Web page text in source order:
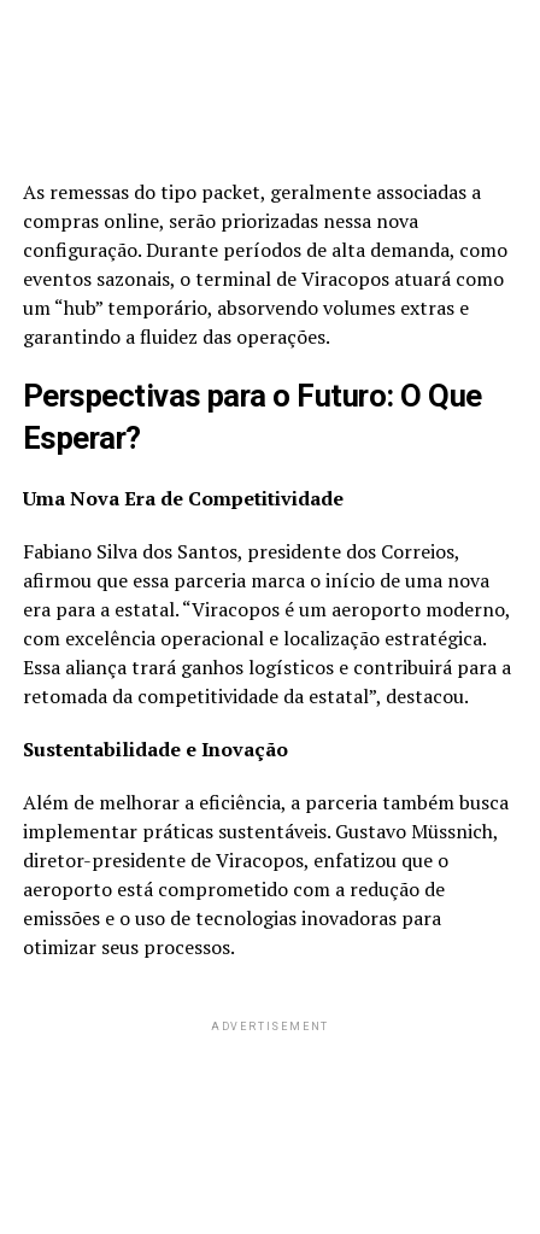
As remessas do tipo packet, geralmente associadas a
compras online, serão priorizadas nessa nova
configuração. Durante períodos de alta demanda, como
eventos sazonais, o terminal de Viracopos atuará como
um “hub” temporário, absorvendo volumes extras e
garantindo a fluidez das operações.
Perspectivas para o Futuro: O Que
Esperar?
Uma Nova Era de Competitividade
Fabiano Silva dos Santos, presidente dos Correios,
afirmou que essa parceria marca o início de uma nova
era para a estatal. “Viracopos é um aeroporto moderno,
com excelência operacional e localização estratégica.
Essa aliança trará ganhos logísticos e contribuirá para a
retomada da competitividade da estatal”, destacou.
Sustentabilidade e Inovação
Além de melhorar a eficiência, a parceria também busca
implementar práticas sustentáveis. Gustavo Müssnich,
diretor-presidente de Viracopos, enfatizou que o
aeroporto está comprometido com a redução de
emissões e o uso de tecnologias inovadoras para
otimizar seus processos.
ADVERTISEMENT